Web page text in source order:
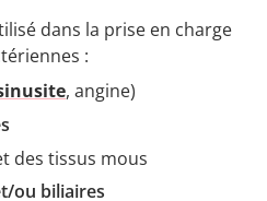
dans la prise en charge
:
, angine)
des tissus mous
ou biliaires